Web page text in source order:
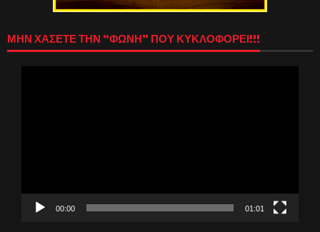
ΜΗΝ ΧΑΣΕΤΕ ΤΗΝ “ΦΩΝΗ” ΠΟΥ ΚΥΚΛΟΦΟΡΕΙ!!!
00:00 01:01